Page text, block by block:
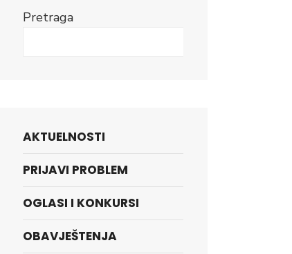
Pretraga
AKTUELNOSTI
PRIJAVI PROBLEM
OGLASI I KONKURSI
OBAVJEŠTENJA